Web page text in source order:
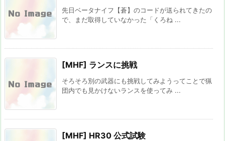
先日ベータナイフ【蒼】のコードが送られてきたの
で、まだ取得していなかった「くろね ...
[MHF] ランスに挑戦
そろそろ別の武器にも挑戦してみようってことで猟
団内でも見かけないランスを使ってみ ...
[MHF] HR30 公式試験